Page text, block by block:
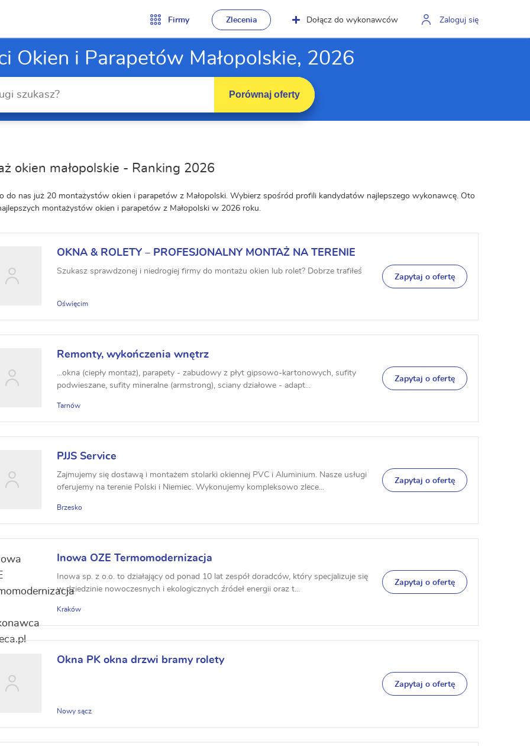
Firmy Zlecenia Dołącz do wykonawców Zaloguj się
Okien i Parapetów Małopolskie, 2026
Porównaj oferty
okien małopolskie - Ranking 2026
do nas już 20 montażystów okien i parapetów z Małopolski. Wybierz spośród profili kandydatów najlepszego wykonawcę. Oto
montażystów okien i parapetów z Małopolski w 2026 roku.
OKNA & ROLETY – PROFESJONALNY MONTAŻ NA TERENIE
POLSKI
Szukasz sprawdzonej i niedrogiej firmy do montażu okien lub rolet? Dobrze trafiłeś
Oświęcim
Zapytaj o ofertę
Remonty, wykończenia wnętrz
...okna (ciepły montaż), parapety - zabudowy z płyt gipsowo-kartonowych, sufity
podwieszane, sufity mineralne (armstrong), sciany działowe - adapt...
Tarnów
Zapytaj o ofertę
PJJS Service
Zajmujemy się dostawą i montażem stolarki okiennej PVC i Aluminium. Nasze usługi
oferujemy na terenie Polski i Niemiec. Wykonujemy kompleksowo zlece...
Brzesko
Zapytaj o ofertę
Inowa OZE Termomodernizacja
Inowa sp. z o.o. to działający od ponad 10 lat zespół doradców, który specjalizuje się
w dziedzinie nowoczesnych i ekologicznych źródeł energii oraz t...
Kraków
Zapytaj o ofertę
Okna PK okna drzwi bramy rolety
Nowy sącz
Zapytaj o ofertę